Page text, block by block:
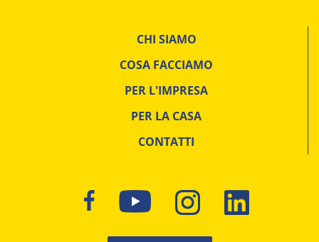
CHI SIAMO
COSA FACCIAMO
PER L'IMPRESA
PER LA CASA
CONTATTI